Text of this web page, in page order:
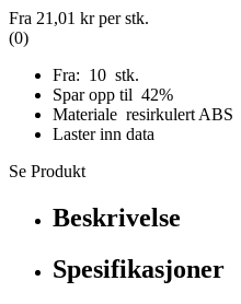
Fra 21,01 krper stk.
(0)
Fra: 10 stk.
Spar opp til 42%
Materiale resirkulert ABS
Laster inn data
Se Produkt
Beskrivelse
Spesifikasjoner